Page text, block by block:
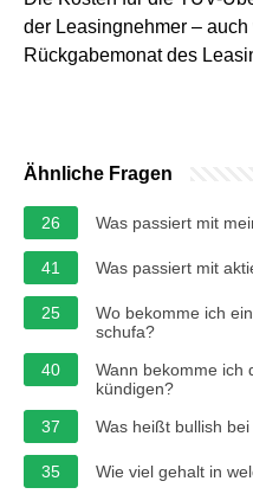
der Leasingnehmer –
Rückgabemonat des
Ähnliche Fragen
26 Was passiert mit
41 Was passiert mit
25
Wo bekomme ich
schufa?
40
Wann bekomme ich
kündigen?
37
Was heißt bullish
35 Wie viel gehalt in